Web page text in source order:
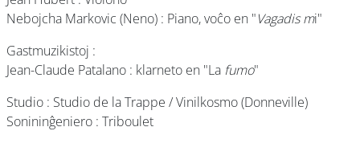
Nebojcha Markovic (Neno) : Piano, voĉo en "Vagadis mi"
Gastmuzikistoj :
Jean-Claude Patalano : klarneto en "La fumo"
Studio : Studio de la Trappe / Vinilkosmo (Donneville)
Sonininĝeniero : Triboulet